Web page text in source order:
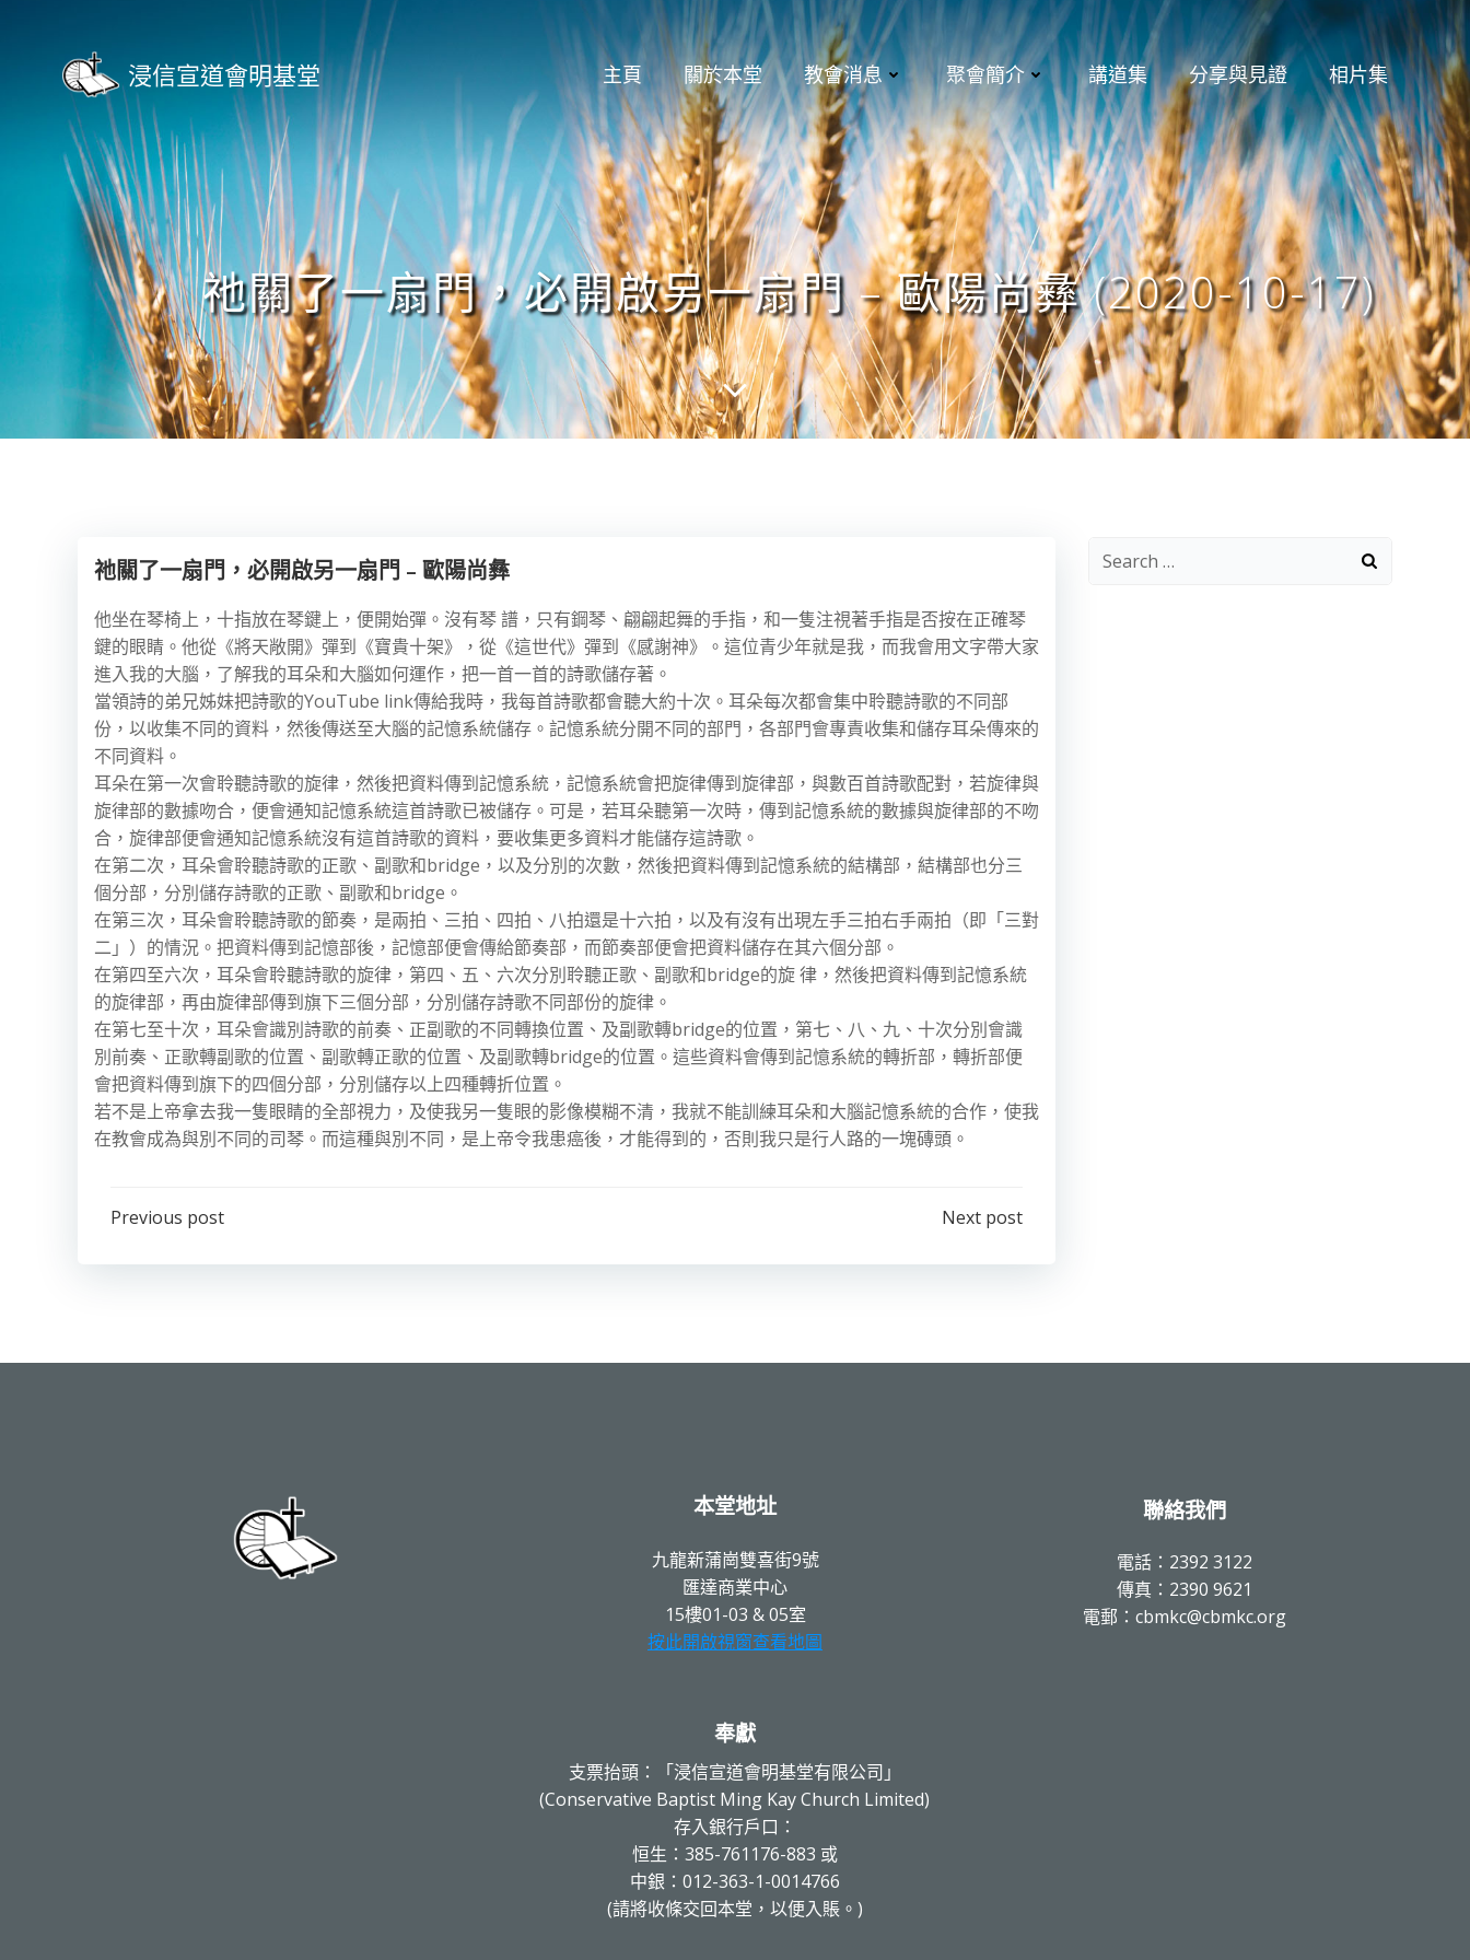
浸信宣道會明基堂 主頁 關於本堂 教會消息 聚會簡介 講道集 分享與見證 相片集
祂關了一扇門，必開啟另一扇門 – 歐陽尚彝 (2020-10-17)
祂關了一扇門，必開啟另一扇門 – 歐陽尚彝
他坐在琴椅上，十指放在琴鍵上，便開始彈。沒有琴 譜，只有鋼琴、翩翩起舞的手指，和一隻注視著手指是否按在正確琴
鍵的眼睛。他從《將天敞開》彈到《寶貴十架》，從《這世代》彈到《感謝神》。這位青少年就是我，而我會用文字帶大家
進入我的大腦，了解我的耳朵和大腦如何運作，把一首一首的詩歌儲存著。
當領詩的弟兄姊妹把詩歌的YouTube link傳給我時，我每首詩歌都會聽大約十次。耳朵每次都會集中聆聽詩歌的不同部
份，以收集不同的資料，然後傳送至大腦的記憶系統儲存。記憶系統分開不同的部門，各部門會專責收集和儲存耳朵傳來的
不同資料。
耳朵在第一次會聆聽詩歌的旋律，然後把資料傳到記憶系統，記憶系統會把旋律傳到旋律部，與數百首詩歌配對，若旋律與
旋律部的數據吻合，便會通知記憶系統這首詩歌已被儲存。可是，若耳朵聽第一次時，傳到記憶系統的數據與旋律部的不吻
合，旋律部便會通知記憶系統沒有這首詩歌的資料，要收集更多資料才能儲存這詩歌。
在第二次，耳朵會聆聽詩歌的正歌、副歌和bridge，以及分別的次數，然後把資料傳到記憶系統的結構部，結構部也分三
個分部，分別儲存詩歌的正歌、副歌和bridge。
在第三次，耳朵會聆聽詩歌的節奏，是兩拍、三拍、四拍、八拍還是十六拍，以及有沒有出現左手三拍右手兩拍（即「三對
二」）的情況。把資料傳到記憶部後，記憶部便會傳給節奏部，而節奏部便會把資料儲存在其六個分部。
在第四至六次，耳朵會聆聽詩歌的旋律，第四、五、六次分別聆聽正歌、副歌和bridge的旋 律，然後把資料傳到記憶系統
的旋律部，再由旋律部傳到旗下三個分部，分別儲存詩歌不同部份的旋律。
在第七至十次，耳朵會識別詩歌的前奏、正副歌的不同轉換位置、及副歌轉bridge的位置，第七、八、九、十次分別會識
別前奏、正歌轉副歌的位置、副歌轉正歌的位置、及副歌轉bridge的位置。這些資料會傳到記憶系統的轉折部，轉折部便
會把資料傳到旗下的四個分部，分別儲存以上四種轉折位置。
若不是上帝拿去我一隻眼睛的全部視力，及使我另一隻眼的影像模糊不清，我就不能訓練耳朵和大腦記憶系統的合作，使我
在教會成為與別不同的司琴。而這種與別不同，是上帝令我患癌後，才能得到的，否則我只是行人路的一塊磚頭。
Post
navigation
Previous post
navigation
Next post
Search
本堂地址
九龍新蒲崗雙喜街9號
匯達商業中心
15樓01-03 & 05室
按此開啟視窗查看地圖
聯絡我們
電話：2392 3122
傳真：2390 9621
電郵：cbmkc@cbmkc.org
奉獻
支票抬頭：「浸信宣道會明基堂有限公司」
(Conservative Baptist Ming Kay Church Limited)
存入銀行戶口：
恒生：385-761176-883 或
中銀：012-363-1-0014766
(請將收條交回本堂，以便入賬。)